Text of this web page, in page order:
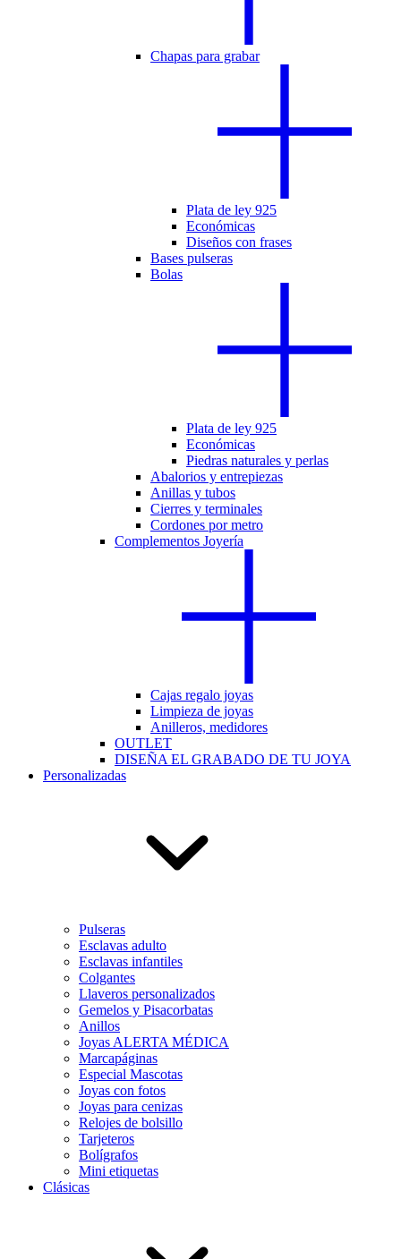
Chapas para grabar
Plata de ley 925
Económicas
Diseños con frases
Bases pulseras
Bolas
Plata de ley 925
Económicas
Piedras naturales y perlas
Abalorios y entrepiezas
Anillas y tubos
Cierres y terminales
Cordones por metro
Complementos Joyería
Cajas regalo joyas
Limpieza de joyas
Anilleros, medidores
OUTLET
DISEÑA EL GRABADO DE TU JOYA
Personalizadas
Pulseras
Esclavas adulto
Esclavas infantiles
Colgantes
Llaveros personalizados
Gemelos y Pisacorbatas
Anillos
Joyas ALERTA MÉDICA
Marcapáginas
Especial Mascotas
Joyas con fotos
Joyas para cenizas
Relojes de bolsillo
Tarjeteros
Bolígrafos
Mini etiquetas
Clásicas